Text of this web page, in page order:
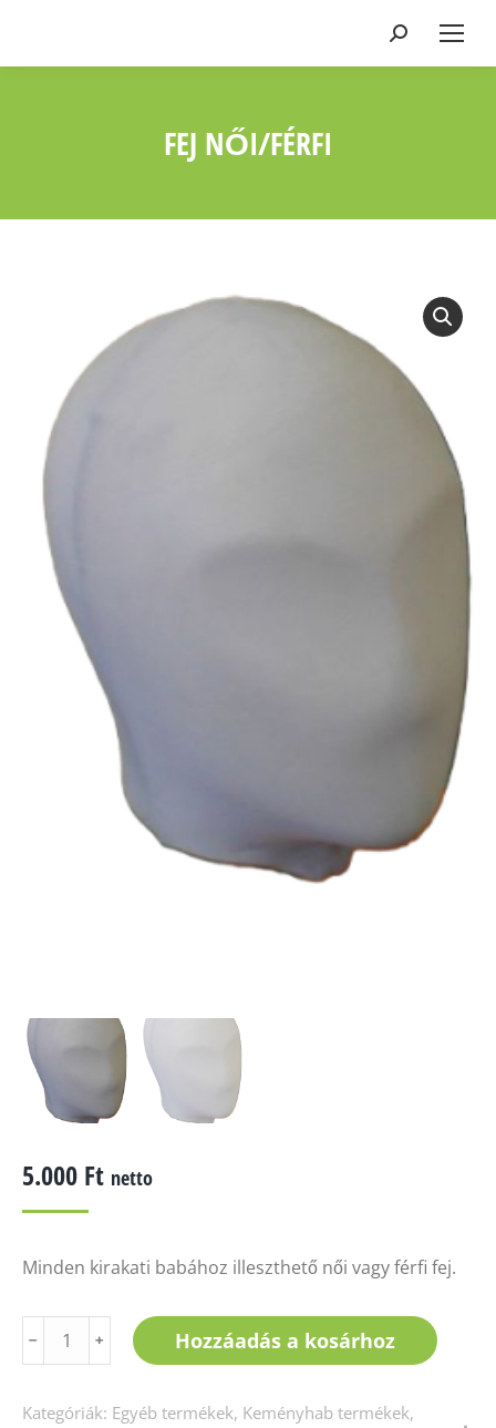
Keresés:
FEJ NŐI/FÉRFI
5.000 Ft netto
Minden kirakati babához illeszthető női vagy férfi fej.
női/férfi
﹣ ﹢ Hozzáadás a kosárhoz
Kategóriák: Egyéb termékek, Keményhab termékek,